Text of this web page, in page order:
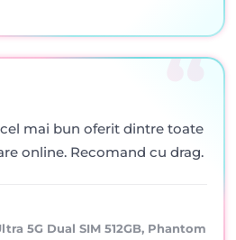
mai bun oferit dintre toate
online. Recomand cu drag.
5G Dual SIM 512GB, Phantom